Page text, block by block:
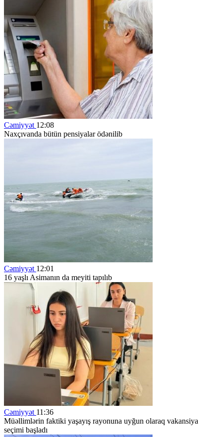
Cəmiyyət 12:08
Naxçıvanda bütün pensiyalar ödənilib
Cəmiyyət 12:01
16 yaşlı Asimanın da meyiti tapılıb
Cəmiyyət 11:36
Müəllimlərin faktiki yaşayış rayonuna uyğun olaraq vakansiya
seçimi başladı